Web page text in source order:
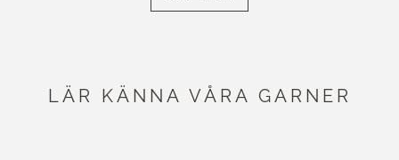
LÄR KÄNNA VÅRA GARNER